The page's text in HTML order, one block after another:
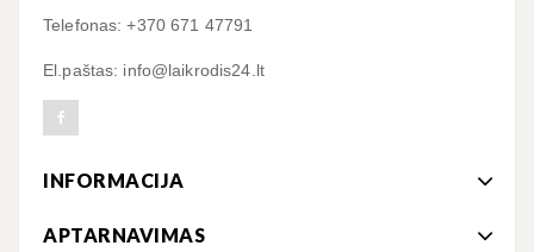
Telefonas: +370 671 47791
El.paštas: info@laikrodis24.lt
INFORMACIJA
APTARNAVIMAS